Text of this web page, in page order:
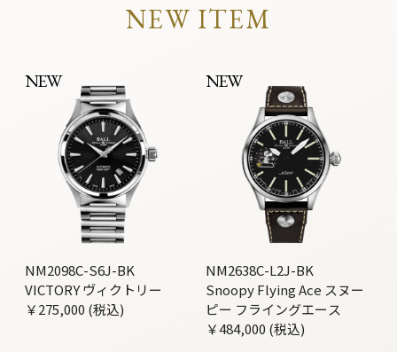
NEW ITEM
NEW
NM2098C-S6J-BK
VICTORY ヴィクトリー
￥275,000 (税込)
NEW
NM2638C-L2J-BK
Snoopy Flying Ace スヌー
ピー フライングエース
￥484,000 (税込)